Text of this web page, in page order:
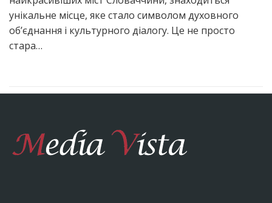
унікальне місце, яке стало символом духовного
об’єднання і культурного діалогу. Це не просто
стара…